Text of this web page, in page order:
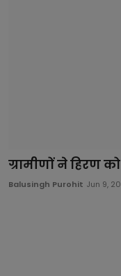
ग्रामीणों ने हिरण
Balusingh Purohit Jun 9,